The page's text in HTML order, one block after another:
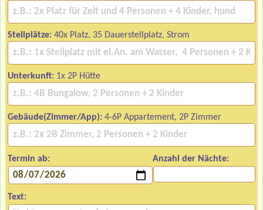
Stellplätze: 40x Platz, 35 Dauerstellplatz, Strom
Unterkunft: 1x 2P Hütte
Gebäude(Zimmer/App): 4-6P Appartement, 2P Zimmer
Termin ab: Anzahl der Nächte:
Text: